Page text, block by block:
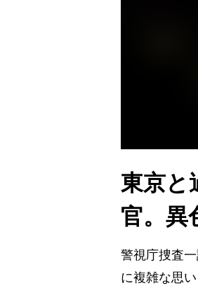
東京と
官。異
警視庁捜査
に複雑な思